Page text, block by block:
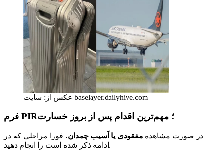
عکس از: سایت baselayer.dailyhive.com
فرم PIR؛ مهم‌ترین اقدام پس از بروز خسارت
در صورت مشاهده مفقودی یا آسیب چمدان، فورا مراحلی که در
ادامه ذکر شده است را انجام دهید.